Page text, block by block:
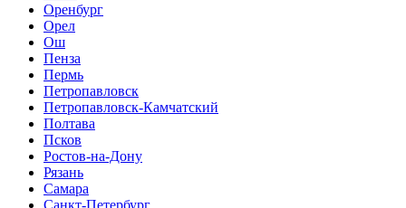
Оренбург
Орел
Ош
Пенза
Пермь
Петропавловск
Петропавловск-Камчатский
Полтава
Псков
Ростов-на-Дону
Рязань
Самара
Санкт-Петербург